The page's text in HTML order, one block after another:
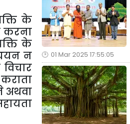
के
करना
के
न
विचार
कराता
अथवा
01 Mar 2025 17:55:05